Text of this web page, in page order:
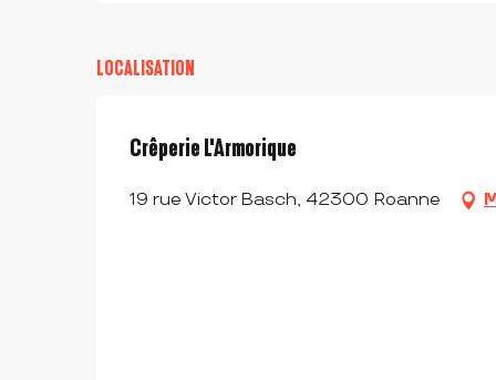
LOCALISATION
Crêperie L'Armorique
19 rue Victor Basch, 42300 Roanne